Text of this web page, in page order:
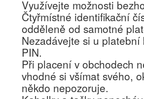
Využívejte možnosti
Čtyřmístné identifikační
odděleně od samotné
Nezadávejte si u
PIN.
Při placení v obchodech
vhodné si všímat svého,
někdo nepozoruje.